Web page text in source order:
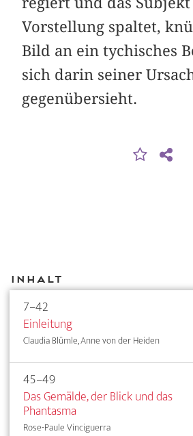
Vorstellung spaltet,
Bild an ein tychisches
sich darin seiner
gegenübersieht.
Inhalt
7–42
Einleitung
Claudia Blümle, Anne von der Heiden
45–49
Das Gemälde, der Blick und das
Phantasma
Rose-Paule Vinciguerra